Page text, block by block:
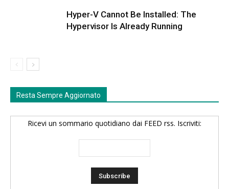
Hyper-V Cannot Be Installed: The
Hypervisor Is Already Running
Resta Sempre Aggiornato
Ricevi un sommario quotidiano dai FEED rss. Iscriviti: